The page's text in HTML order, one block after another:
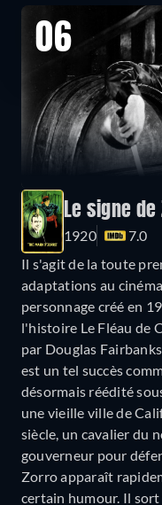
06
Le signe de
1920
7.0
Il s'agit de la toute
adaptations au
personnage créé en
l'histoire Le Fléau de
par Douglas
est un tel succès
désormais réédité
une vieille ville de
siècle, un cavalier du
gouverneur pour
Zorro apparaît
certain humour. Il